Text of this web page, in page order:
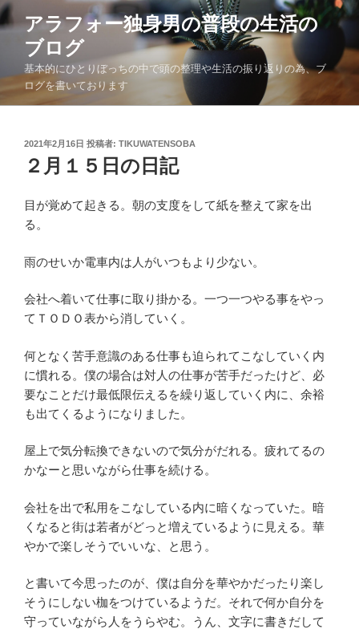
コ
ン
へ
アラフォー独身男の普段の生活の
ブログ
基本的にひとりぼっちの中で頭の整理や生活の振り返りの為、ブ
ログを書いております
投
稿
日:
2021年2月16日 投稿者: TIKUWATENSOBA
２月１５日の日記
目が覚めて起きる。朝の支度をして紙を整えて家を出
る。
雨のせいか電車内は人がいつもより少ない。
会社へ着いて仕事に取り掛かる。一つ一つやる事をやっ
てＴＯＤＯ表から消していく。
何となく苦手意識のある仕事も迫られてこなしていく内
に慣れる。僕の場合は対人の仕事が苦手だったけど、必
要なことだけ最低限伝えるを繰り返していく内に、余裕
も出てくるようになりました。
屋上で気分転換できないので気分がだれる。疲れてるの
かなーと思いながら仕事を続ける。
会社を出で私用をこなしている内に暗くなっていた。暗
くなると街は若者がどっと増えているように見える。華
やかで楽しそうでいいな、と思う。
と書いて今思ったのが、僕は自分を華やかだったり楽し
そうにしない枷をつけているようだ。それで何か自分を
守っていながら人をうらやむ。うん、文字に書きだして